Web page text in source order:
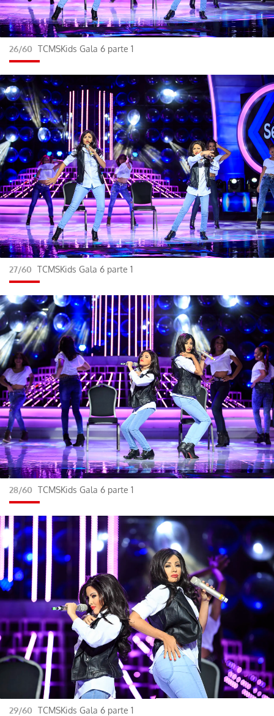
26/60 TCMSKids Gala 6 parte 1
27/60 TCMSKids Gala 6 parte 1
28/60 TCMSKids Gala 6 parte 1
29/60 TCMSKids Gala 6 parte 1